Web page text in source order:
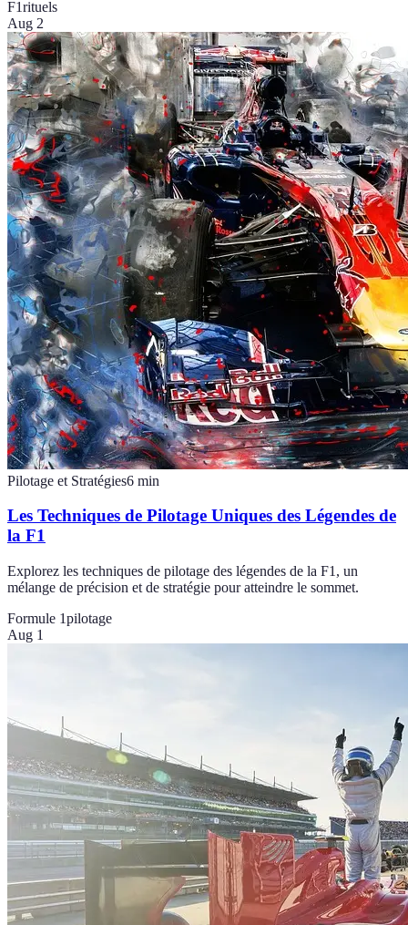
F1rituels
Aug 2
Pilotage et Stratégies6 min
Les Techniques de Pilotage Uniques des Légendes de
la F1
Explorez les techniques de pilotage des légendes de la F1, un
mélange de précision et de stratégie pour atteindre le sommet.
Formule 1pilotage
Aug 1